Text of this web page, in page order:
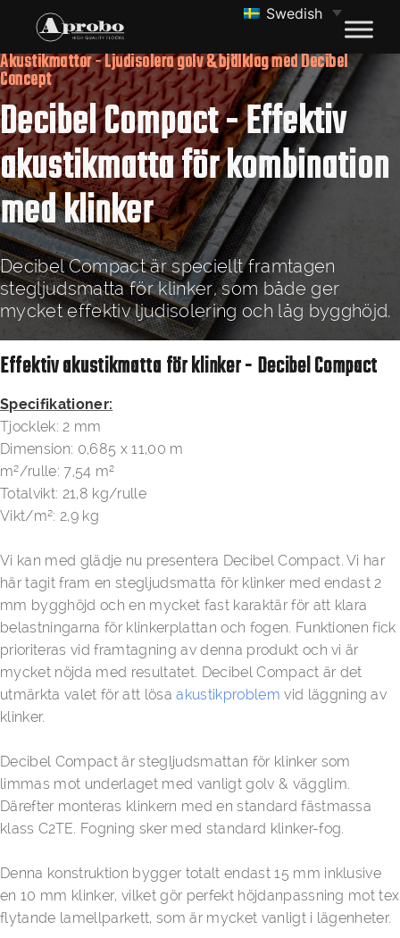
Swedish
Akustikmattor - Ljudisolera golv & bjälklag med Decibel
Concept
Decibel Compact - Effektiv
akustikmatta för kombination
med klinker
Decibel Compact är speciellt framtagen
stegljudsmatta för klinker, som både ger
mycket effektiv ljudisolering och låg bygghöjd.
Effektiv akustikmatta för klinker - Decibel Compact
Specifikationer:
Tjocklek: 2 mm
Dimension: 0,685 x 11,00 m
m²/rulle: 7,54 m²
Totalvikt: 21,8 kg/rulle
Vikt/m²: 2,9 kg
Vi kan med glädje nu presentera Decibel Compact. Vi har
här tagit fram en stegljudsmatta för klinker med endast 2
mm bygghöjd och en mycket fast karaktär för att klara
belastningarna för klinkerplattan och fogen. Funktionen fick
prioriteras vid framtagning av denna produkt och vi är
mycket nöjda med resultatet. Decibel Compact är det
utmärkta valet för att lösaakustikproblem vid läggning av
klinker.
Decibel Compact är stegljudsmattan för klinker som
limmas mot underlaget med vanligt golv & vägglim.
Därefter monteras klinkern med en standard fästmassa
klass C2TE. Fogning sker med standard klinker-fog.
Denna konstruktion bygger totalt endast 15 mm inklusive
en 10 mm klinker, vilket gör perfekt höjdanpassning mot tex
flytande lamellparkett, som är mycket vanligt i lägenheter.